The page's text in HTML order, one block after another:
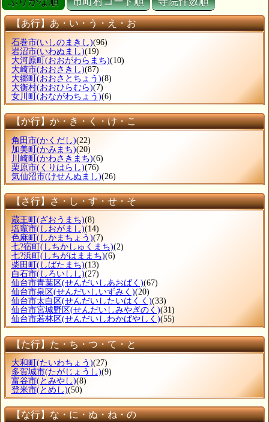
【あ行】あ・い・う・え・お
石巻市(いしのまきし)(96)
岩沼市(いわぬまし)(19)
大河原町 (おおがわらまち)(10)
大崎市(おおさきし)(87)
大郷町 (おおさとちょう)(8)
大衡村(おおひらむら)(7)
女川町 (おながわちょう)(6)
【か行】か・き・く・け・こ
角田市(かくだし)(22)
加美町(かみまち)(20)
川崎町(かわさきまち)(6)
栗原市(くりはらし)(76)
気仙沼市(けせんぬまし)(26)
【さ行】さ・し・す・せ・そ
蔵王町 (ざおうまち)(8)
塩竈市(しおがまし)(14)
色麻町 (しかまちょう)(7)
七?宿町 (しちかしゅくまち)(2)
七?浜町 (しちがはままち)(6)
柴田町 (しばたまち)(13)
白石市(しろいしし)(27)
仙台市青葉区(せんだいしあおばく)(67)
仙台市泉区(せんだいしいずみく)(20)
仙台市太白区(せんだいしたいはくく)(33)
仙台市宮城野区(せんだいしみやぎのく)(31)
仙台市若林区(せんだいしわかばやしく)(55)
【た行】た・ち・つ・て・と
大和町 (たいわちょう)(27)
多賀城市(たがじょうし)(9)
富谷市(とみやし)(8)
登米市(とめし)(50)
【な行】な・に・ぬ・ね・の